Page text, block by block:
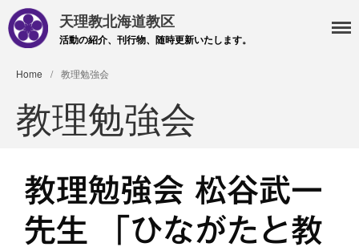
・布教部
・災救隊
・記事投稿 社友ページ
・北海道教区報
天理教北海道教区
活動の紹介、刊行物、随時更新いたします。
Home / 教理勉強会
教理勉強会
教理勉強会 松谷武一
先生 「ひながたと教